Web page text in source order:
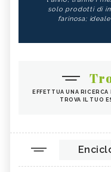
solo prodotti di
farinosa;
EFFETTUA UNA
TROVA IL TUO